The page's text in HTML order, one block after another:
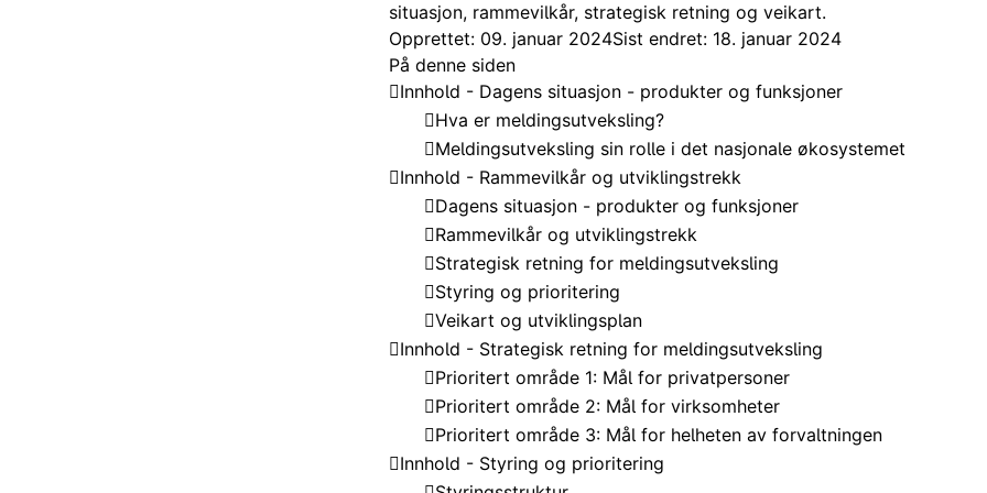
situasjon, rammevilkår, strategisk retning og veikart.
Opprettet: 09. januar 2024Sist endret: 18. januar 2024
På denne siden
Innhold - Dagens situasjon - produkter og funksjoner
Hva er meldingsutveksling?
Meldingsutveksling sin rolle i det nasjonale økosystemet
Innhold - Rammevilkår og utviklingstrekk
Dagens situasjon - produkter og funksjoner
Rammevilkår og utviklingstrekk
Strategisk retning for meldingsutveksling
Styring og prioritering
Veikart og utviklingsplan
Innhold - Strategisk retning for meldingsutveksling
Prioritert område 1: Mål for privatpersoner
Prioritert område 2: Mål for virksomheter
Prioritert område 3: Mål for helheten av forvaltningen
Innhold - Styring og prioritering